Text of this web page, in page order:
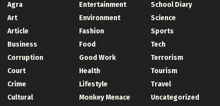
Agra
Art
Article
Business
Corruption
Court
Crime
Cultural
Entertainment
Environment
Fashion
Food
Good Work
Health
Lifestyle
Monkey Menace
School Diary
Science
Sports
Tech
Terrorism
Tourism
Travel
Uncategorized